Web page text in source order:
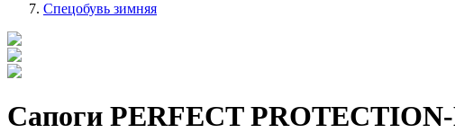
Спецобувь зимняя
Сапоги PERFECT